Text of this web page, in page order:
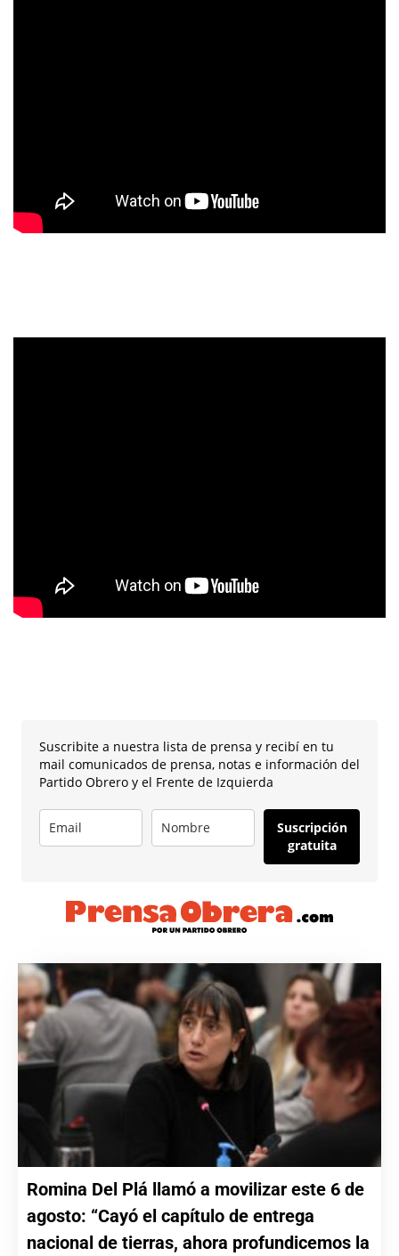
Suscribite a nuestra lista de prensa y recibí en tu
mail comunicados de prensa, notas e información del
Partido Obrero y el Frente de Izquierda
Suscripción
gratuita
Romina Del Plá llamó a movilizar este 6 de
agosto: “Cayó el capítulo de entrega
nacional de tierras, ahora profundicemos la